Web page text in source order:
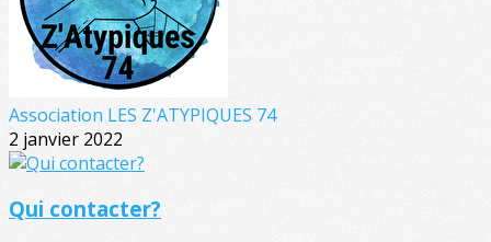
Association LES Z'ATYPIQUES 74
2 janvier 2022
Qui contacter?